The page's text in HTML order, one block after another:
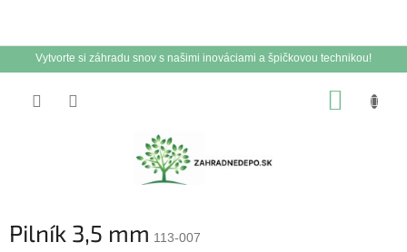
Vytvorte si záhradu snov s našimi inováciami a špičkovou technikou!
Pilník 3,5 mm 113-007